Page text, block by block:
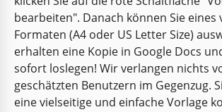
bearbeiten". Danach können Sie eines
Formaten (A4 oder US Letter Size)
erhalten eine Kopie in Google Docs
sofort loslegen! Wir verlangen nichts
geschätzten Benutzern im Gegenzug.
eine vielseitige und einfache Vorlage